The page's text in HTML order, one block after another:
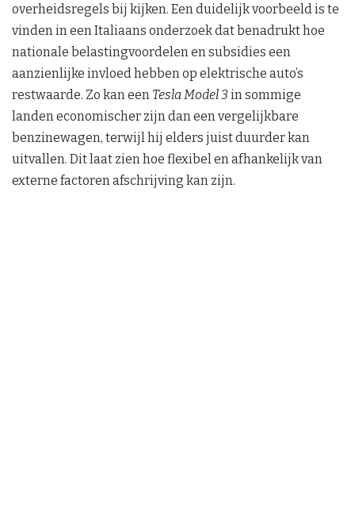
overheidsregels bij kijken. Een duidelijk voorbeeld is te
vinden in een Italiaans onderzoek dat benadrukt hoe
nationale belastingvoordelen en subsidies een
aanzienlijke invloed hebben op elektrische auto’s
restwaarde. Zo kan een Tesla Model 3in sommige
landen economischer zijn dan een vergelijkbare
benzinewagen, terwijl hij elders juist duurder kan
uitvallen. Dit laat zien hoe flexibel en afhankelijk van
externe factoren afschrijving kan zijn.